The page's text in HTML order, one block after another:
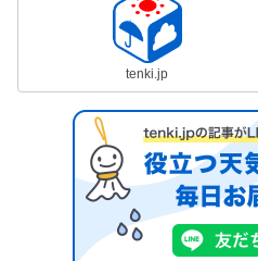
tenki.jp